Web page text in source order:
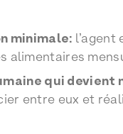
minimale: l’agent
alimentaires
qui devient
entre eux et